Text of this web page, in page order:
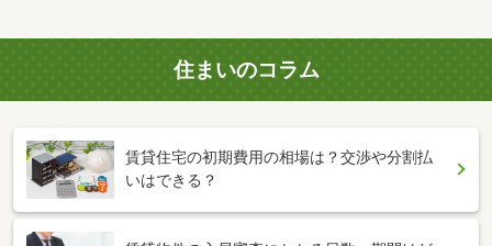
住まいのコラム
賃貸住宅の初期費用の相場は？交渉や分割払
いはできる？